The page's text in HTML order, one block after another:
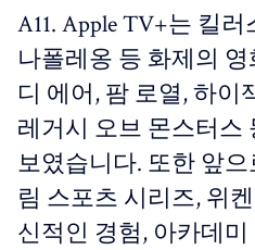
A11. Apple TV+는 킬
나폴레옹 등 화제의
디 에어, 팜 로열, 하이
레거시 오브 몬스터스
보였습니다. 또한 앞
림 스포츠 시리즈, 위
신적인 경험, 아카데